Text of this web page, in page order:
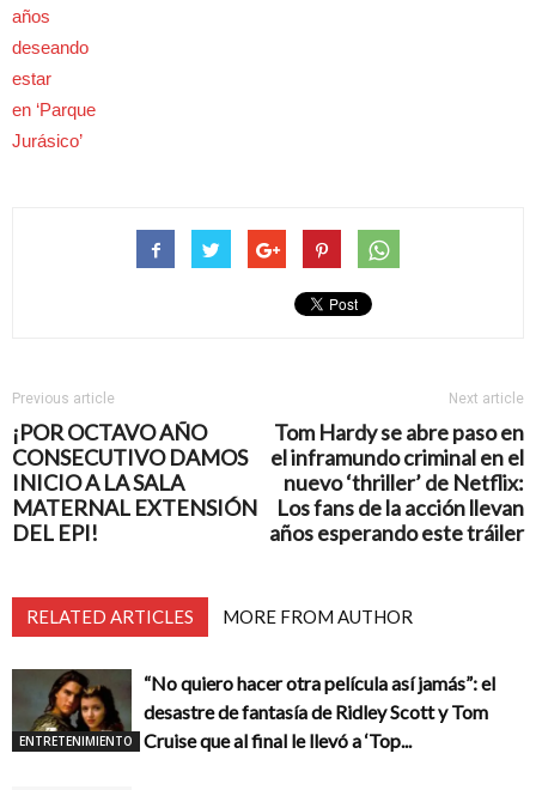
años
deseando
estar
en ‘Parque
Jurásico’
Previous article
¡POR OCTAVO AÑO
CONSECUTIVO DAMOS
INICIO A LA SALA
MATERNAL EXTENSIÓN
DEL EPI!
Next article
Tom Hardy se abre paso en
el inframundo criminal en el
nuevo ‘thriller’ de Netflix:
Los fans de la acción llevan
años esperando este tráiler
RELATED ARTICLES MORE FROM AUTHOR
ENTRETENIMIENTO
“No quiero hacer otra película así jamás”: el
desastre de fantasía de Ridley Scott y Tom
Cruise que al final le llevó a ‘Top...